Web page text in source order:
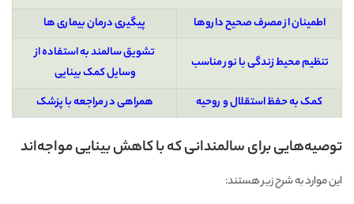
اطمینان از مصرف صحیح داروها
پیگیری درمان بیماری ها
تنظیم محیط زندگی با نور مناسب
تشویق سالمند به استفاده از
وسایل کمک بینایی
کمک به حفظ استقلال و روحیه
همراهی در مراجعه با پزشک
توصیه‌هایی برای سالمندانی که با کاهش بینایی مواجه‌اند
این موارد به شرح زیر هستند: